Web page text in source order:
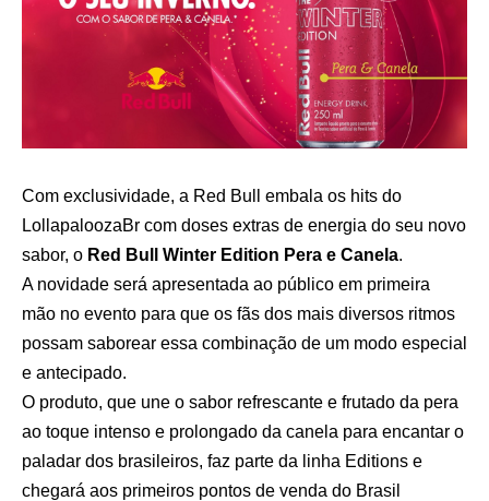
Com exclusividade, a Red Bull embala os hits do
LollapaloozaBr com doses extras de energia do seu novo
sabor, o Red Bull Winter Edition Pera e Canela.
A novidade será apresentada ao público em primeira
mão no evento para que os fãs dos mais diversos ritmos
possam saborear essa combinação de um modo especial
e antecipado.
O produto, que une o sabor refrescante e frutado da pera
ao toque intenso e prolongado da canela para encantar o
paladar dos brasileiros, faz parte da linha Editions e
chegará aos primeiros pontos de venda do Brasil